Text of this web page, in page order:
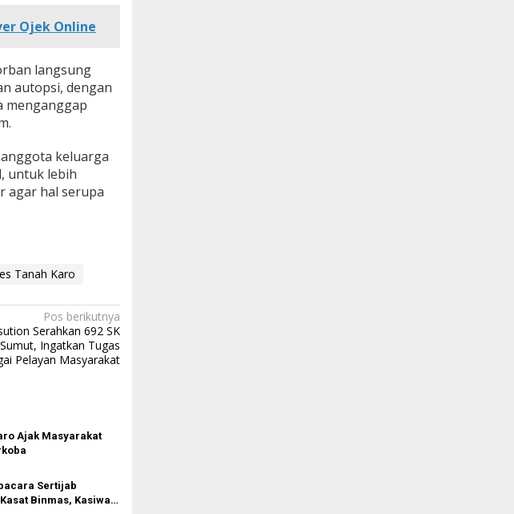
Ojek Online
langsung
autopsi, dengan
menganggap
keluarga
untuk lebih
agar hal serupa
Tanah Karo
Pos berikutnya
Serahkan 692 SK
Ingatkan Tugas
Pelayan Masyarakat
Ajak Masyarakat
Sertijab
Binmas, Kasiwas,